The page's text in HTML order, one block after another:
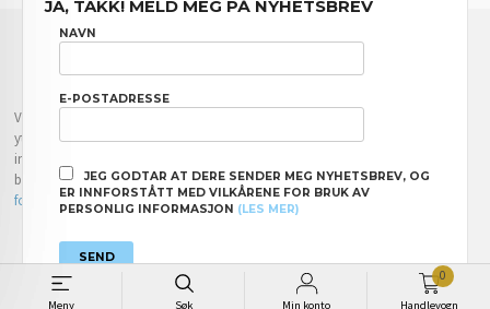
Meny Søk Min konto Handlevogn
0
FRAKT
Vår nettbutikk bruker cookies slik at du får en bedre kjøpsopplevelse og vi kan
yte deg bedre service. Vi bruker cookies hovedsaklig til å lagre
innloggingsdetaljer og huske hva du har puttet i handlekurven din. Fortsett å
bruke siden som normalt om du godtar dette.Les merellerendre innstillinger
for cookies.
JA, TAKK! MELD MEG PÅ NYHETSBREV
NAVN
E-POSTADRESSE
JEG GODTAR AT DERE SENDER MEG NYHETSBREV, OG
ER INNFORSTÅTT MED VILKÅRENE FOR BRUK AV
PERSONLIG INFORMASJON (LES MER)